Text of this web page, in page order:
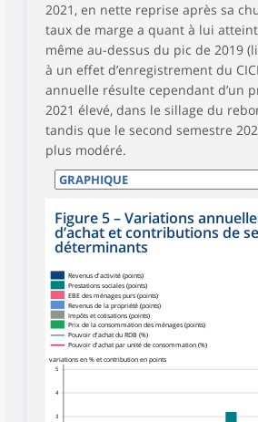
2021, en nette reprise après sa
taux de marge a quant à lui
même au-dessus du pic de 2019
à un effet d’enregistrement du
annuelle résulte cependant d’un
2021 élevé, dans le sillage du
tandis que le second semestre
plus modéré.
Figure 5–Variations
d’achat et contributions de
déterminants
3
4
5
variations en % et contribution en points
Revenus d'activité (points)
Prestations sociales (points)
EBE des ménages purs (points)
Revenus de la propriété (points)
Impôts et cotisations (points)
Prix de la consommation des ménages (points)
Pouvoir d'achat du RDB (%)
Pouvoir d'achat par unité de consommation (%)